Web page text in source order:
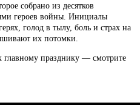
собрано из десятков
героев войны. Инициалы
голод в тылу, боль и страх на
их потомки.
главному празднику — смотрите